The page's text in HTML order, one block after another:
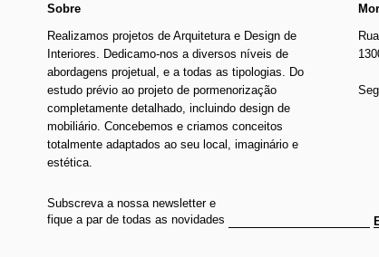
Sobre
Realizamos projetos de Arquitetura e Design de
Interiores. Dedicamo-nos a diversos níveis de
abordagens projetual, e a todas as tipologias. Do
estudo prévio ao projeto de pormenorização
completamente detalhado, incluindo design de
mobiliário. Concebemos e criamos conceitos
totalmente adaptados ao seu local, imaginário e
estética.
Subscreva a nossa newsletter e
fique a par de todas as novidades